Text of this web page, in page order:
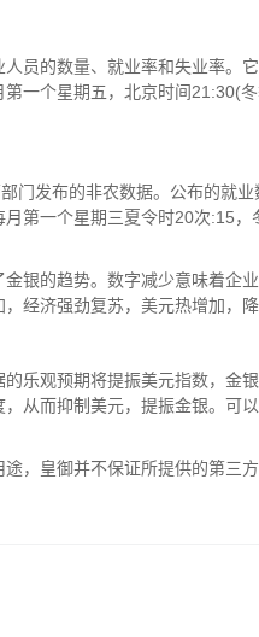
员的数量、就业率和失业率。
一个星期五，北京时间21:30(
门发布的非农数据。公布的就
第一个星期三夏令时20次:15
银的趋势。数字减少意味着企
经济强劲复苏，美元热增加，降
乐观预期将提振美元指数，金
从而抑制美元，提振金银。可
，皇御并不保证所提供的第三